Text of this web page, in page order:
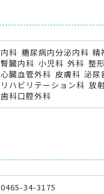
内科 糖尿病内分泌内科 精
腎臓内科 小児科 外科 整
心臓血管外科 皮膚科 泌尿
リハビリテーション科 放
歯科口腔外科
0465-34-3175